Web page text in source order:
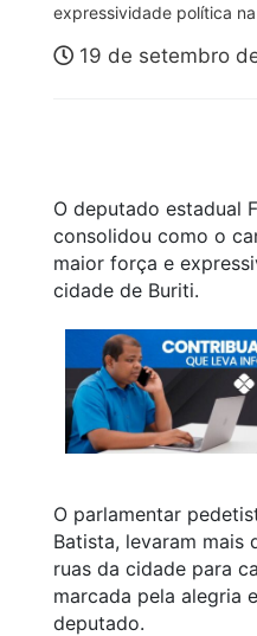
expressividade política
19 de setembro
O deputado estadual
consolidou como o
maior força e
cidade de Buriti.
O parlamentar
Batista, levaram mais
ruas da cidade para
marcada pela alegria
deputado.